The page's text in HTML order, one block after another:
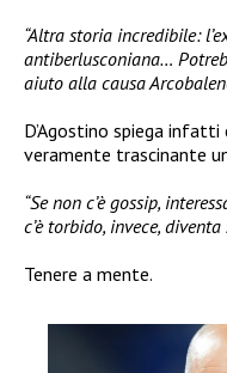
“Altra storia incredibile:
antiberlusconiana…
aiuto alla causa
D’Agostino spiega
veramente trascinante
“Se non c’è gossip,
c’è torbido, invece,
Tenere a mente.